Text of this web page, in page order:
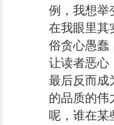
例，我想
在我眼里其
俗贪心愚蠢
让读者恶心
最后反而成
的品质的伟
呢，谁在某